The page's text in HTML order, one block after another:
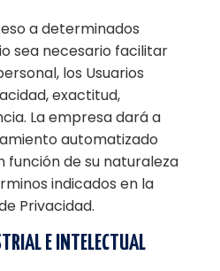
a determinados
sea necesario facilitar
los Usuarios
exactitud,
La empresa dará a
automatizado
función de su naturaleza
indicados en la
Privacidad.
E INTELECTUAL